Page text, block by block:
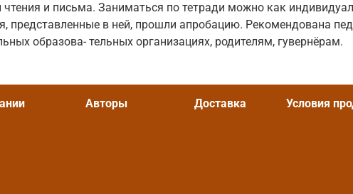
и письма. Заниматься по тетради можно как
представленные в ней, прошли апробацию. Рекомендована
образова- тельных организациях, родителям, гувернёрам.
Авторы Доставка Условия